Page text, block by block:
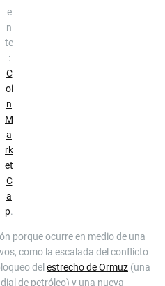
e
n
te
:
C
oi
n
M
a
rk
et
C
a
p.
porque ocurre en medio de una
como la escalada del conflicto
del estrecho de Ormuz (una
de petróleo) y una nueva